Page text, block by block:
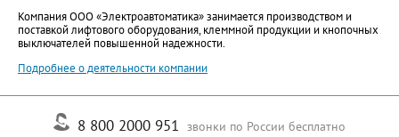
Компания ООО «Электроавтоматика» занимается производством и
поставкой лифтового оборудования, клеммной продукции и кнопочных
выключателей повышенной надежности.
Подробнее о деятельности компании
8 800 2000 951 звонки по России бесплатно